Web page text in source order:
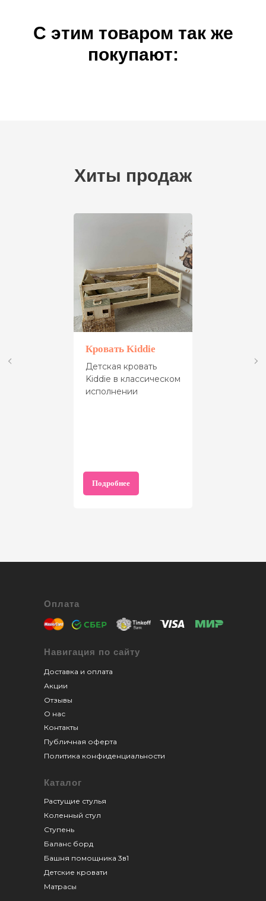
С этим товаром так же
покупают:
Хиты продаж
Кровать Kiddie
Детская кровать
Kiddie в классическом
исполнении
Подробнее
Оплата
Навигация по сайту
Каталог
Башня помощника 3в1
Баланс борд
Ступень
Коленный стул
Растущие стулья
Детские кровати
Матрасы
Контакты
Отзывы
Акции
Доставка и оплата
О нас
Публичная оферта
Политика конфиденциальности